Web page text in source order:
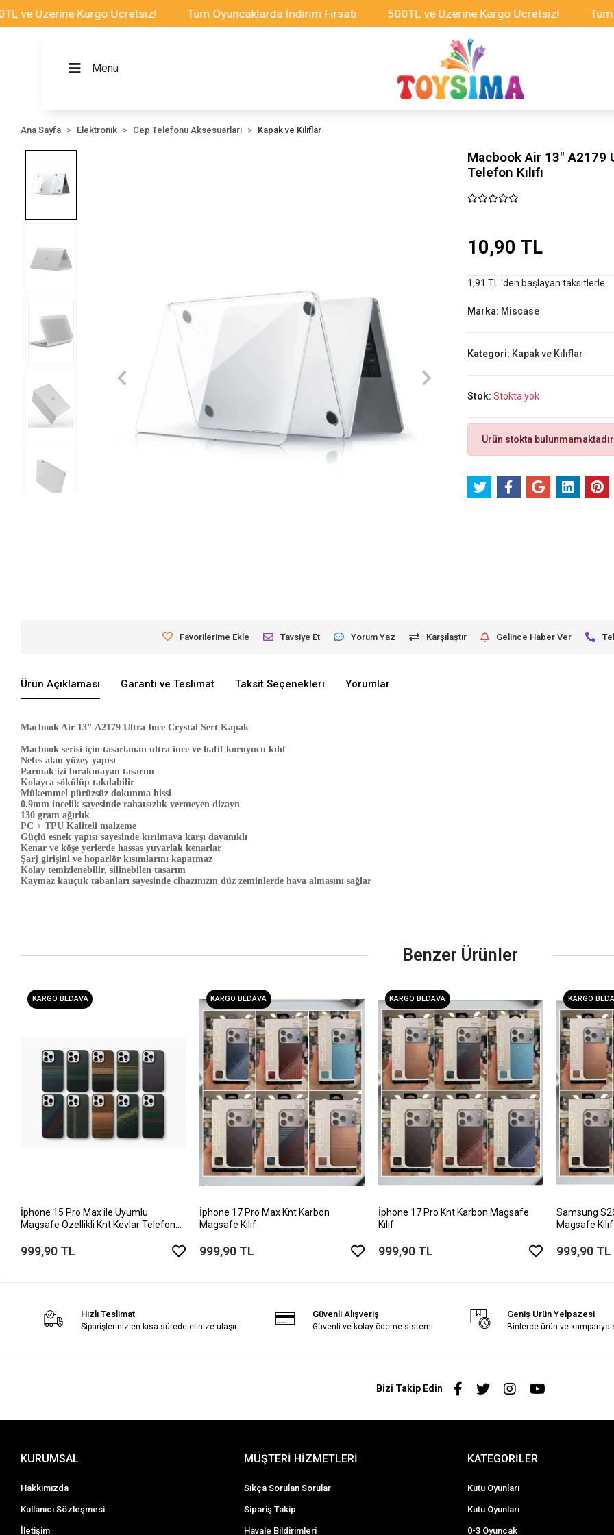
Kargo Ücretsiz! Tüm Oyuncaklarda İndirim Fırsatı 500TL ve Üzerine Kargo Ücretsiz! Tüm
Menü
Ana Sayfa Elektronik Cep Telefonu Aksesuarları Kapak ve Kılıflar
Macbook Air 13" A2179
Telefon Kılıfı
10,90 TL
1,91 TL 'den başlayan taksitlerle
Marka: Miscase
Kategori: Kapak ve Kılıflar
Stok: Stokta yok
Ürün stokta
Favorilerime Ekle Tavsiye Et Yorum Yaz Karşılaştır Gelince Haber Ver
Ürün Açıklaması Garanti ve Teslimat Taksit Seçenekleri Yorumlar
Macbook Air 13" A2179 Ultra Ince Crystal Sert Kapak
Macbook serisi için tasarlanan ultra ince ve hafif koruyucu kılıf
Nefes alan yüzey yapısı
Parmak izi bırakmayan tasarım
Kolayca sökülüp takılabilir
Mükemmel pürüzsüz dokunma hissi
0.9mm incelik sayesinde rahatsızlık vermeyen dizayn
130 gram ağırlık
PC + TPU Kaliteli malzeme
Güçlü esnek yapısı sayesinde kırılmaya karşı dayanıklı
Kenar ve köşe yerlerde hassas yuvarlak kenarlar
Şarj girişini ve hoparlör kısımlarını kapatmaz
Kolay temizlenebilir, silinebilen tasarım
Kaymaz kauçuk tabanları sayesinde cihazınızın düz zeminlerde hava almasını sağlar
Benzer Ürünler
KARGO BEDAVA
İphone 15 Pro Max ile Uyumlu
Magsafe Özellikli Knt Kevlar Telefon
999,90 TL
KARGO BEDAVA
İphone 17 Pro Max Knt Karbon
Magsafe Kılıf
999,90 TL
KARGO BEDAVA
İphone 17 Pro Knt Karbon Magsafe
Kılıf
999,90 TL
KARGO
Samsung
Magsafe Kılıf
999,90 TL
Hızlı Teslimat
Siparişleriniz en kısa sürede elinize ulaşır.
Güvenli Alışveriş
Güvenli ve kolay ödeme sistemi
Geniş Ürün Yelpazesi
Binlerce ürün ve kampanya
Bizi Takip Edin
KURUMSAL
Hakkımızda
Kullanıcı Sözleşmesi
İletişim
MÜŞTERİ HİZMETLERİ
Sıkça Sorulan Sorular
Sipariş Takip
Havale Bildirimleri
KATEGORİLER
Kutu Oyunları
Kutu Oyunları
0-3 Oyuncak